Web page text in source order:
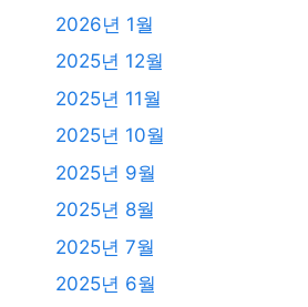
2026년 1월
2025년 12월
2025년 11월
2025년 10월
2025년 9월
2025년 8월
2025년 7월
2025년 6월